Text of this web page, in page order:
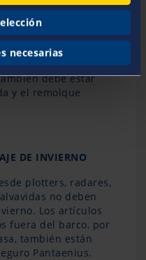
necesarias
los remolques suelen
para ello cadenas
una protección
de rueda (cepos),
de disco. El área en
debe estar
y el remolque
DE INVIERNO
plotters, radares,
no deben
Los artículos
fuera del barco, por
también están
Pantaenius.